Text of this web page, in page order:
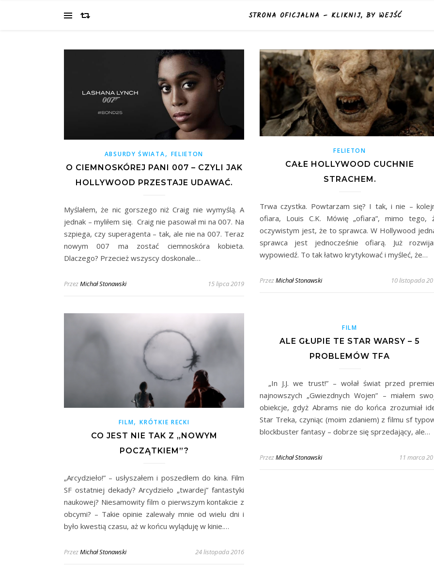
STRONA OFICJALNA – KLIKNIJ, BY WEJŚĆ
ABSURDY ŚWIATA, FELIETON
O CIEMNOSKÓREJ PANI 007 – CZYLI JAK
HOLLYWOOD PRZESTAJE UDAWAĆ.
Myślałem, że nic gorszego niż Craig nie wymyślą. A
jednak – myliłem się. Craig nie pasował mi na 007. Na
szpiega, czy superagenta – tak, ale nie na 007. Teraz
nowym 007 ma zostać ciemnoskóra kobieta.
Dlaczego? Przecież wszyscy doskonale…
PrzezMichał Stonawski 15 lipca 2019
FELIETON
CAŁE HOLLYWOOD CUCHNIE
STRACHEM.
Trwa czystka. Powtarzam się? I tak, i nie –
ofiara, Louis C.K. Mówię „ofiara”, mimo tego,
oczywistym jest, że to sprawca. W Hollywood
sprawca jest jednocześnie ofiarą. Już
wypowiedź. To tak łatwo krytykować i myśleć, że…
PrzezMichał Stonawski 10 listopada
FILM,KRÓTKIE RECKI
CO JEST NIE TAK Z „NOWYM
POCZĄTKIEM”?
„Arcydzieło!” – usłyszałem i poszedłem do kina. Film
SF ostatniej dekady? Arcydzieło „twardej” fantastyki
naukowej? Niesamowity film o pierwszym kontakcie z
obcymi? – Takie opinie zalewały mnie od wielu dni i
było kwestią czasu, aż w końcu wyląduję w kinie.…
PrzezMichał Stonawski 24 listopada 2016
FILM
ALE GŁUPIE TE STAR WARSY – 5
PROBLEMÓW TFA
„In J.J. we trust!” – wołał świat przed
najnowszych „Gwiezdnych Wojen” – miałem
obiekcje, gdyż Abrams nie do końca zrozumiał
Star Treka, czyniąc (moim zdaniem) z filmu sf
blockbuster fantasy – dobrze się sprzedający, ale…
PrzezMichał Stonawski 11 marca